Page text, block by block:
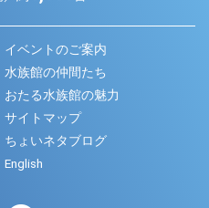
イベントのご案内
水族館の仲間たち
おたる水族館の魅力
サイトマップ
ちょいネタブログ
English